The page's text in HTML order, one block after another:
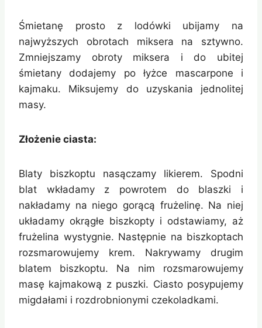
Śmietanę prosto z lodówki ubijamy na
najwyższych obrotach miksera na sztywno.
Zmniejszamy obroty miksera i do ubitej
śmietany dodajemy po łyżce mascarpone i
kajmaku. Miksujemy do uzyskania jednolitej
masy.
Złożenie ciasta:
Blaty biszkoptu nasączamy likierem. Spodni
blat wkładamy z powrotem do blaszki i
nakładamy na niego gorącą frużelinę. Na niej
układamy okrągłe biszkopty i odstawiamy, aż
frużelina wystygnie. Następnie na biszkoptach
rozsmarowujemy krem. Nakrywamy drugim
blatem biszkoptu. Na nim rozsmarowujemy
masę kajmakową z puszki. Ciasto posypujemy
migdałami i rozdrobnionymi czekoladkami.